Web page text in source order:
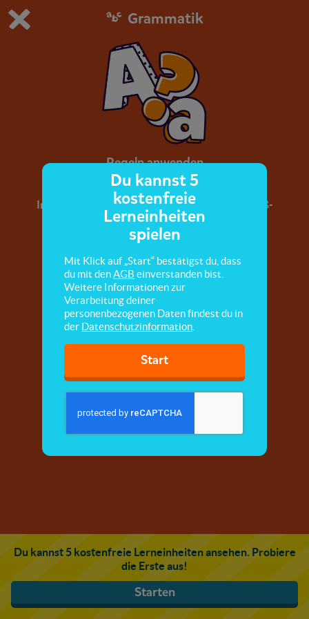
Du spielst die kostenfreie Testversion von scoyo.
Jetzt bestellen
0 1
Grammatik
Regeln anwenden
In diesem Quiz lernst du einige Regeln zur Groß-
und Kleinschreibung.
Du kannst 5 kostenfreie Lerneinheiten ansehen. Probiere
die Erste aus!
Starten
Du kannst 5
kostenfreie
Lerneinheiten
spielen
Mit Klick auf „Start“ bestätigst du, dass
du mit denAGB einverstanden bist.
Weitere Informationen zur
Verarbeitung deiner
personenbezogenen Daten findest du in
der Datenschutzinformation
Start